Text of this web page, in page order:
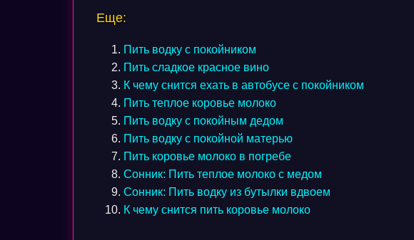
Еще:
Пить водку с покойником
Пить сладкое красное вино
К чему снится ехать в автобусе с покойником
Пить теплое коровье молоко
Пить водку с покойным дедом
Пить водку с покойной матерью
Пить коровье молоко в погребе
Сонник: Пить теплое молоко с медом
Сонник: Пить водку из бутылки вдвоем
К чему снится пить коровье молоко